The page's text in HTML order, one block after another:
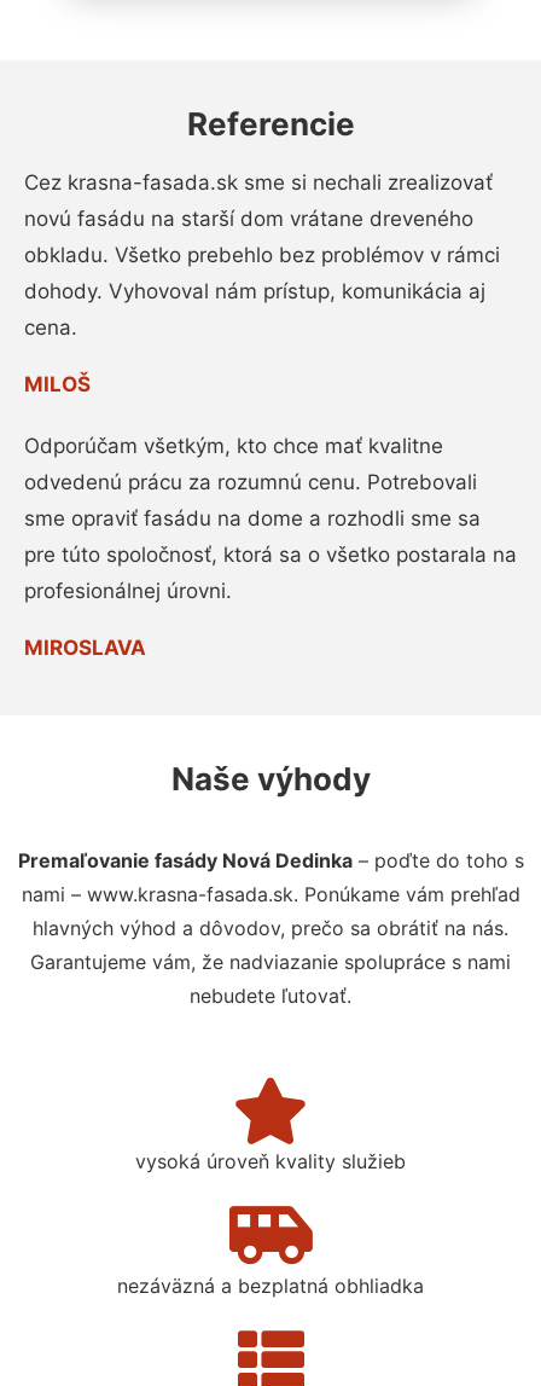
Referencie
Cez krasna-fasada.sk sme si nechali zrealizovať
novú fasádu na starší dom vrátane dreveného
obkladu. Všetko prebehlo bez problémov v rámci
dohody. Vyhovoval nám prístup, komunikácia aj
cena.
MILOŠ
Odporúčam všetkým, kto chce mať kvalitne
odvedenú prácu za rozumnú cenu. Potrebovali
sme opraviť fasádu na dome a rozhodli sme sa
pre túto spoločnosť, ktorá sa o všetko postarala na
profesionálnej úrovni.
MIROSLAVA
Naše výhody
Premaľovanie fasády Nová Dedinka– poďte do toho s
nami – www.krasna-fasada.sk. Ponúkame vám prehľad
hlavných výhod a dôvodov, prečo sa obrátiť na nás.
Garantujeme vám, že nadviazanie spolupráce s nami
nebudete ľutovať.
vysoká úroveň kvality služieb
nezáväzná a bezplatná obhliadka